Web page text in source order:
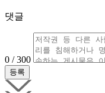
댓글
0 / 300